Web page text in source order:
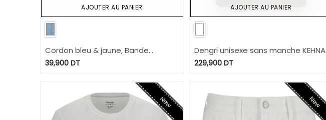
Cordon bleu & jaune, Bande
multicouleur, 2 poissons jaune+ 1
39,900DT
AJOUTER AU PANIER
Dengri unisexe sans manche KEHNA
229,900DT
AJOUTER AU PANIER
New New